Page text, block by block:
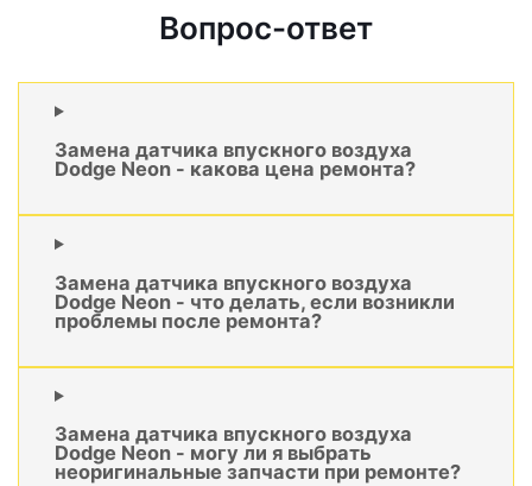
Вопрос-ответ
Замена датчика впускного воздуха
Dodge Neon - какова цена ремонта?
Замена датчика впускного воздуха
Dodge Neon - что делать, если возникли
проблемы после ремонта?
Замена датчика впускного воздуха
Dodge Neon - могу ли я выбрать
неоригинальные запчасти при ремонте?